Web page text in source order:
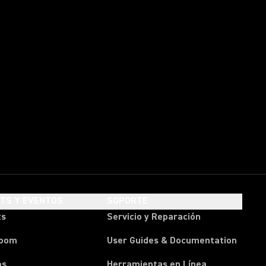
Servicio y Reparación
User Guides & Documentation